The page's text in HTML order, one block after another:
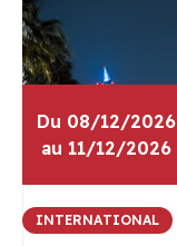
Du 08/12/2026
au 11/12/2026
INTERNATIONAL